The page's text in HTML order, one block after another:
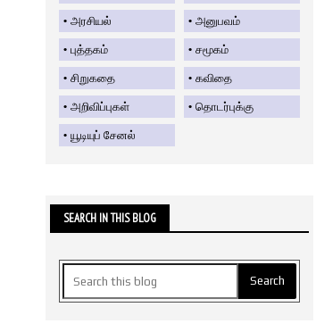
அரசியல் அனுபவம்
புத்தகம் சமூகம்
சிறுகதை கவிதை
அறிவிப்புகள் தொடர்புக்கு
யூடியுப் சேனல்
SEARCH IN THIS BLOG